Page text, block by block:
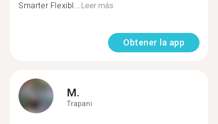
Smarter Flexibl...Leer más
Obtener la app
M.
Trapani